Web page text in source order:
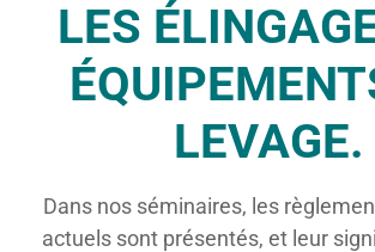
LES
LEVAGE.
Dans nos séminaires, les
actuels sont présentés, et leur